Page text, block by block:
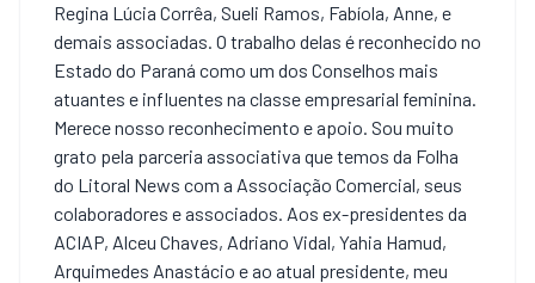
Regina Lúcia Corrêa, Sueli Ramos, Fabíola, Anne, e
demais associadas. O trabalho delas é reconhecido no
Estado do Paraná como um dos Conselhos mais
atuantes e influentes na classe empresarial feminina.
Merece nosso reconhecimento e apoio. Sou muito
grato pela parceria associativa que temos da Folha
do Litoral News com a Associação Comercial, seus
colaboradores e associados. Aos ex-presidentes da
ACIAP, Alceu Chaves, Adriano Vidal, Yahia Hamud,
Arquimedes Anastácio e ao atual presidente, meu